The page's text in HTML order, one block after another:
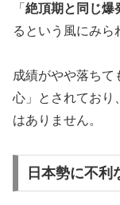
「 絶頂期と同じ爆
るという風にみら
成績がやや落ちて
心」とされており
はありません。
日本勢に不利